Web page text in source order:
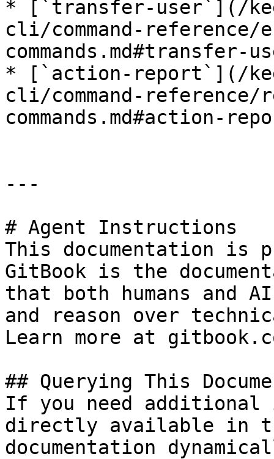
* [`transfer-user`](/
cli/command-reference/
commands.md#transfer-
* [`action-report`](/
cli/command-
commands.md#action-
---
# Agent Instructions
This documentation is
GitBook is the
that both humans and
and reason over
Learn more at
## Querying This
If you need
directly available in
documentation